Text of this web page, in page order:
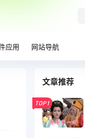
应用 网站导航
文章推荐
TOP1